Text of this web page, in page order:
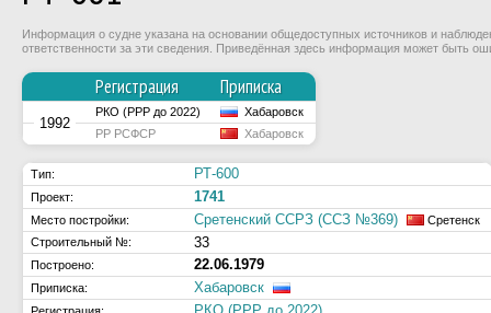
Информация о судне указана на основании общедоступных источников и
ответственности за эти сведения. Приведённая здесь информация может быть
Регистрация Приписка
1992
РКО (РРР до 2022)
Хабаровск
РР РСФСР
Хабаровск
Тип: РТ-600
Проект: 1741
Место постройки: Сретенский ССРЗ (ССЗ №369)
Сретенск
Строительный №:
33
Построено: 22.06.1979
Приписка: Хабаровск